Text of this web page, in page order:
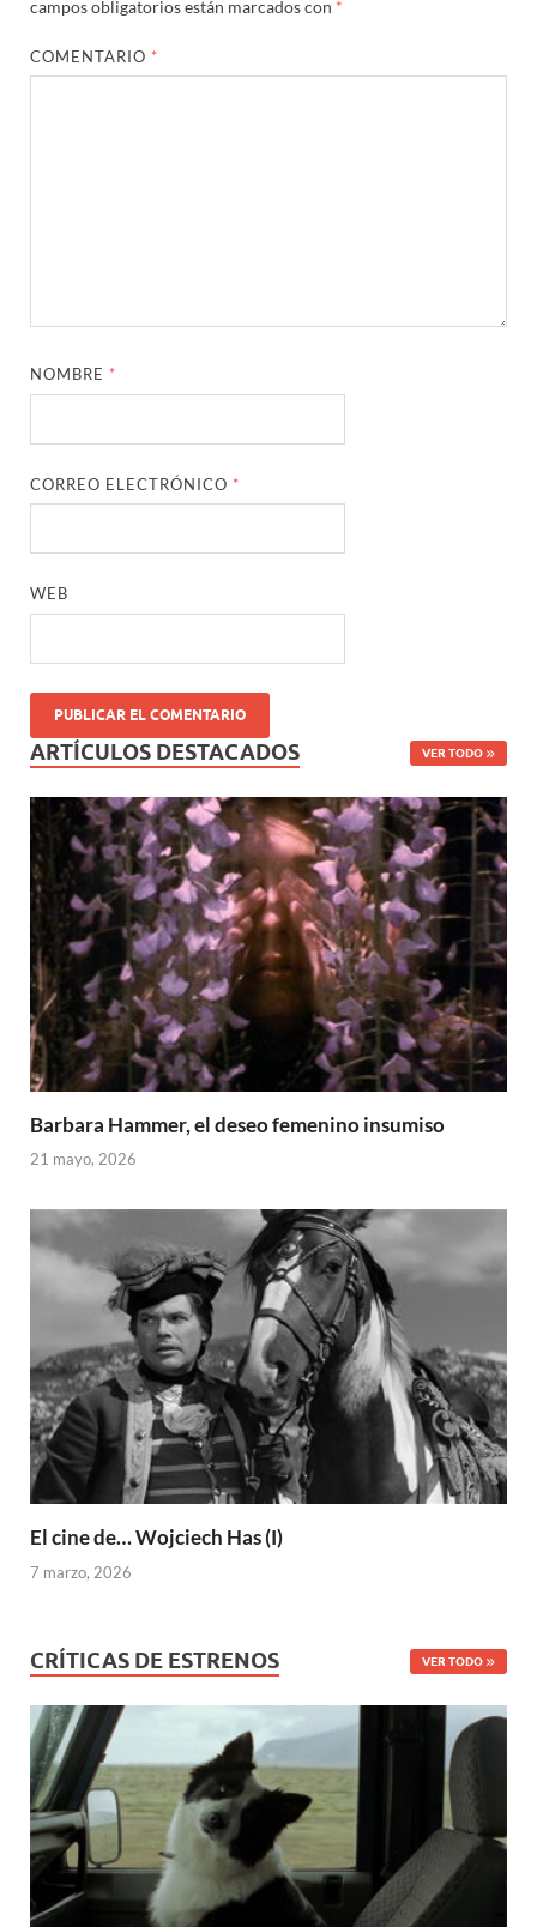
campos obligatorios están marcados con *
COMENTARIO *
NOMBRE *
CORREO ELECTRÓNICO *
WEB
ARTÍCULOS DESTACADOS VER TODO
Barbara Hammer, el deseo femenino insumiso
21 mayo, 2026
El cine de… Wojciech Has (I)
7 marzo, 2026
CRÍTICAS DE ESTRENOS VER TODO